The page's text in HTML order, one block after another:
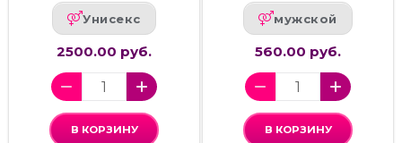
Унисекс
2500.00 руб.
В КОРЗИНУ
мужской
560.00 руб.
В КОРЗИНУ